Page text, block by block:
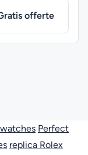
offerte
Perfect
replica Rolex